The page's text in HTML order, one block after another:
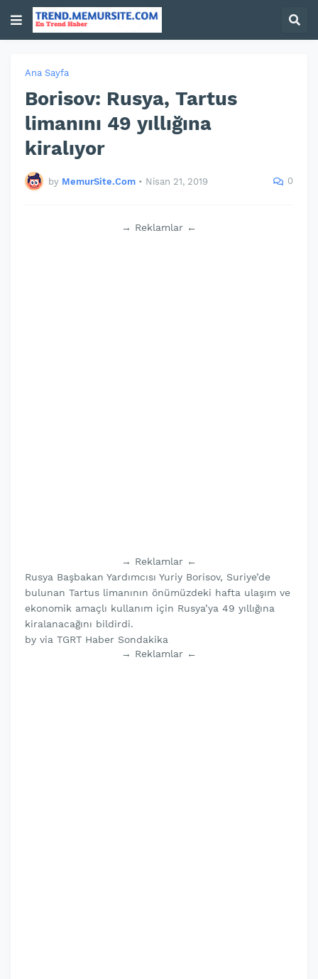
Ana Sayfa
Borisov: Rusya, Tartus
limanını 49 yıllığına
kiralıyor
by MemurSite.Com • Nisan 21, 2019 0
→ Reklamlar ←
→ Reklamlar ←
Rusya Başbakan Yardımcısı Yuriy Borisov, Suriye’de
bulunan Tartus limanının önümüzdeki hafta ulaşım ve
ekonomik amaçlı kullanım için Rusya’ya 49 yıllığına
kiralanacağını bildirdi.
by via TGRT Haber Sondakika
→ Reklamlar ←